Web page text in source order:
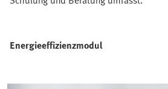
Energieeffizienzmodul